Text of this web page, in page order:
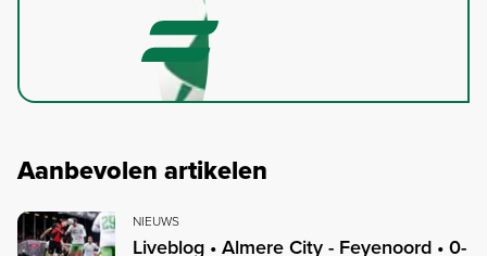
Aanbevolen artikelen
NIEUWS
Liveblog • Almere City - Feyenoord • 0-